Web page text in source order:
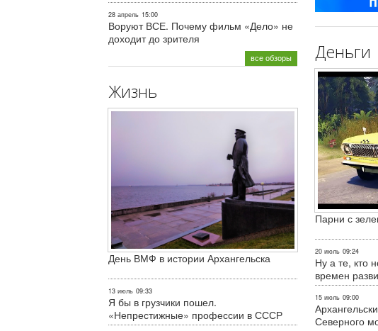
28 апрель 15:00
Воруют ВСЕ. Почему фильм «Дело» не
доходит до зрителя
все обзоры
Жизнь
День ВМФ в истории Архангельска
13 июль 09:33
Я бы в грузчики пошел.
«Непрестижные» профессии в СССР
Деньги
Парни с
20 июль 09:24
Ну а те, кто
времен
15 июль 09:00
Северного